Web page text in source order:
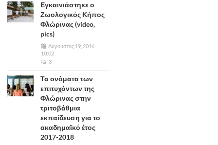
Εγκαινιάστηκε ο
Ζωολογικός Κήπος
Φλώρινας (video,
pics)
Αύγουστος 19, 2016
10:02
3
Τα ονόματα των
επιτυχόντων της
Φλώρινας στην
τριτοβάθμια
εκπαίδευση για το
ακαδημαϊκό έτος
2017-2018